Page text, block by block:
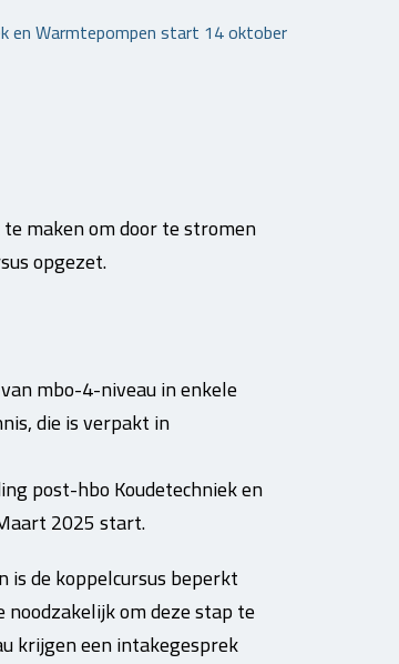
en Warmtepompen start 14 oktober
maken om door te stromen
opgezet.
mbo-4-niveau in enkele
die is verpakt in
post-hbo Koudetechniek en
2025 start.
is de koppelcursus beperkt
om deze stap te
krijgen een intakegesprek